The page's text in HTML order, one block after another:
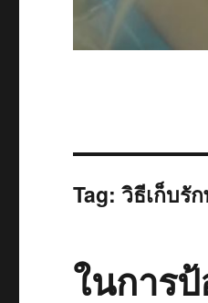
Tag:วิธีเก็บรั
ในการ